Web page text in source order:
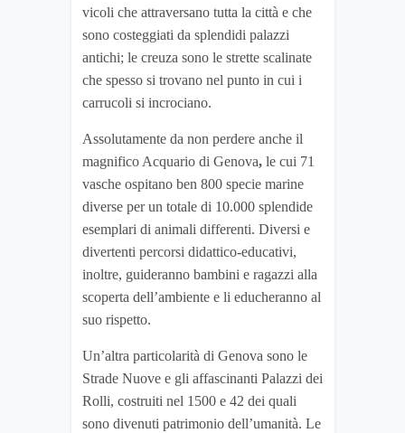
vicoli che attraversano tutta la città e che
sono costeggiati da splendidi palazzi
antichi; le creuza sono le strette scalinate
che spesso si trovano nel punto in cui i
carrucoli si incrociano.
Assolutamente da non perdere anche il
magnifico Acquario di Genova, le cui 71
vasche ospitano ben 800 specie marine
diverse per un totale di 10.000 splendide
esemplari di animali differenti. Diversi e
divertenti percorsi didattico-educativi,
inoltre, guideranno bambini e ragazzi alla
scoperta dell’ambiente e li educheranno al
suo rispetto.
Un’altra particolarità di Genova sono le
Strade Nuove e gli affascinanti Palazzi dei
Rolli, costruiti nel 1500 e 42 dei quali
sono divenuti patrimonio dell’umanità. Le